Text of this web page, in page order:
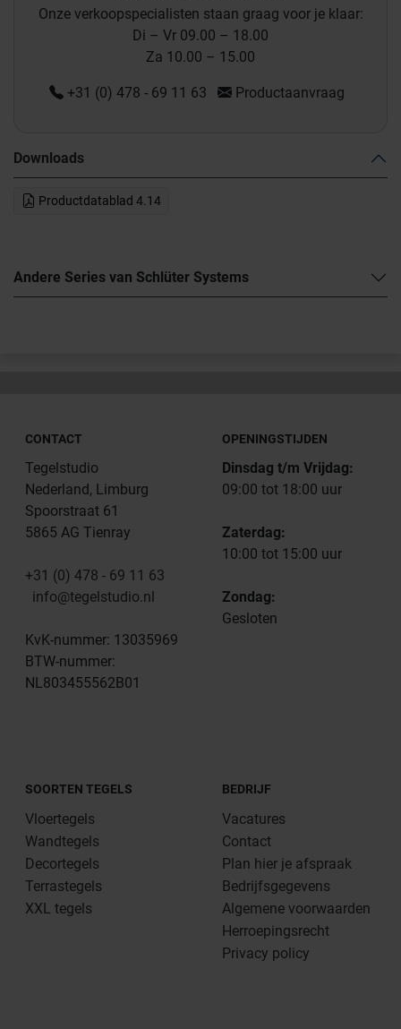
Onze verkoopspecialisten staan graag voor je klaar:
Di – Vr 09.00 – 18.00
Za 10.00 – 15.00
+31 (0) 478 - 69 11 63 Productaanvraag
Downloads
Productdatablad 4.14
Andere Series van Schlüter Systems
CONTACT
Tegelstudio
Nederland, Limburg
Spoorstraat 61
5865 AG Tienray
+31 (0) 478 - 69 11 63
info@tegelstudio.nl
KvK-nummer: 13035969
BTW-nummer:
NL803455562B01
OPENINGSTIJDEN
Dinsdag t/m Vrijdag:
09:00 tot 18:00 uur
Zaterdag:
10:00 tot 15:00 uur
Zondag:
Gesloten
SOORTEN TEGELS
Vloertegels
Wandtegels
Decortegels
Terrastegels
XXL tegels
BEDRIJF
Vacatures
Contact
Plan hier je afspraak
Bedrijfsgegevens
Algemene voorwaarden
Herroepingsrecht
Privacy policy